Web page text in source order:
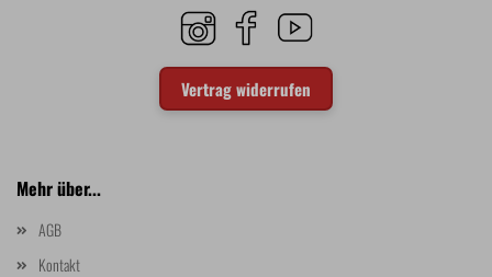
Vertrag widerrufen
Mehr über...
AGB
Kontakt